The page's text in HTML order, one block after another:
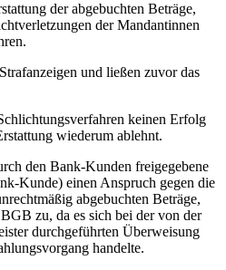
der abgebuchten Beträge,
der Mandantinnen
und ließen zuvor das
keinen Erfolg
wiederum ablehnt.
den Bank-Kunden freigegebene
Kunde) einen Anspruch gegen die
abgebuchten Beträge,
zu, da es sich bei der von der
durchgeführten Überweisung
handelte.